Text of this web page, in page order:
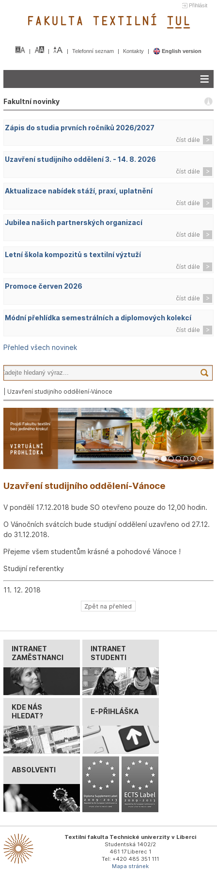
Přihlásit
FAKULTA TEXTILNÍ TUL&
Telefonní seznam Kontakty English version
Fakultní novinky
Zápis do studia prvních ročníků 2026/2027
číst dále
Uzavření studijního oddělení 3. - 14. 8. 2026
číst dále
Aktualizace nabídek stáží, praxí, uplatnění
číst dále
Jubilea našich partnerských organizací
číst dále
Letní škola kompozitů s textilní výztuží
číst dále
Promoce červen 2026
číst dále
Módní přehlídka semestrálních a diplomových kolekcí
číst dále
Přehled všech novinek
| Uzavření studijního oddělení-Vánoce
1 2 3 4 5 6 7
Uzavření studijního oddělení-Vánoce
V pondělí 17.12.2018 bude SO otevřeno pouze do 12,00 hodin.
O Vánočních svátcích bude studijní oddělení uzavřeno od 27.12.
do 31.12.2018.
Přejeme všem studentům krásné a pohodové Vánoce !
Studijní referentky
11. 12. 2018
Zpět na přehled
INTRANET
ZAMĚSTNANCI
INTRANET
STUDENTI
KDE NÁS
HLEDAT?
E-PŘIHLÁŠKA
ABSOLVENTI
Textilní fakulta Technické univerzity v Liberci
Studentská 1402/2
461 17 Liberec 1
Tel: +420 485 351 111
Mapa stránek